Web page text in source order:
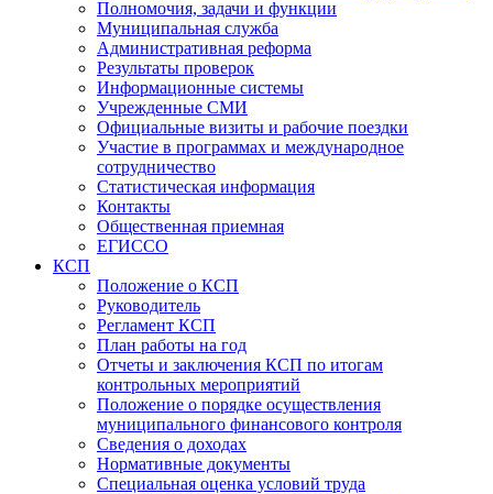
Полномочия, задачи и функции
Муниципальная служба
Административная реформа
Результаты проверок
Информационные системы
Учрежденные СМИ
Официальные визиты и рабочие поездки
Участие в программах и международное
сотрудничество
Статистическая информация
Контакты
Общественная приемная
ЕГИССО
КСП
Положение о КСП
Руководитель
Регламент КСП
План работы на год
Отчеты и заключения КСП по итогам
контрольных мероприятий
Положение о порядке осуществления
муниципального финансового контроля
Сведения о доходах
Нормативные документы
Специальная оценка условий труда